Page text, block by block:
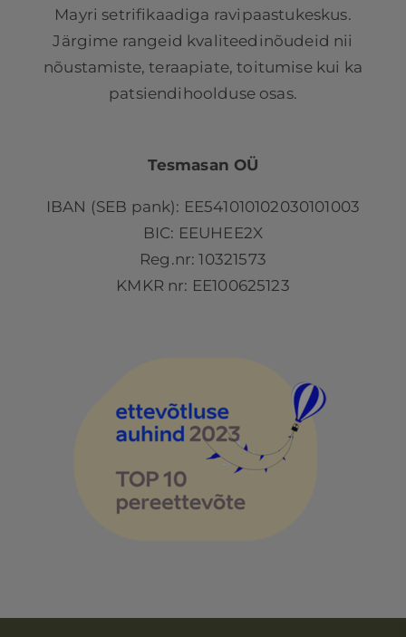
Mayri setrifikaadiga ravipaastukeskus.
Järgime rangeid kvaliteedinõudeid nii
nõustamiste, teraapiate, toitumise kui ka
patsiendihoolduse osas.
Tesmasan OÜ
IBAN (SEB pank): EE541010102030101003
BIC: EEUHEE2X
Reg.nr: 10321573
KMKR nr: EE100625123